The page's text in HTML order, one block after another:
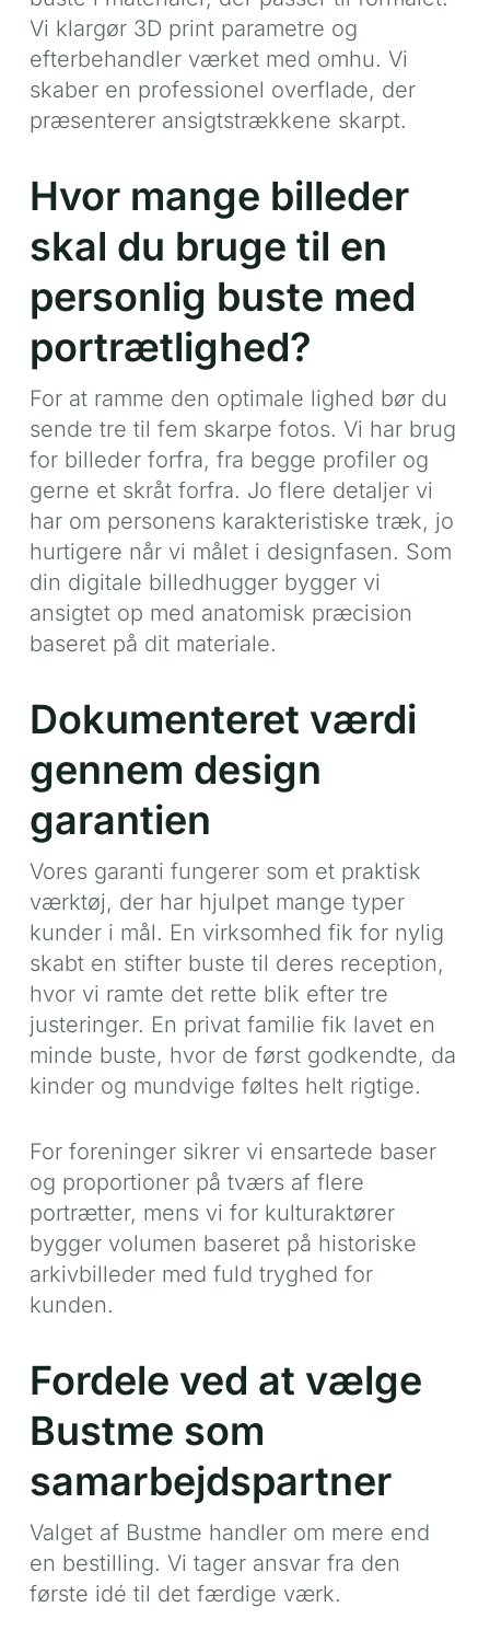
Vi klargør 3D print parametre og
efterbehandler værket med omhu. Vi
skaber en professionel overflade, der
præsenterer ansigtstrækkene skarpt.
Hvor mange billeder
skal du bruge til en
personlig buste med
portrætlighed?
For at ramme den optimale lighed bør du
sende tre til fem skarpe fotos. Vi har brug
for billeder forfra, fra begge profiler og
gerne et skråt forfra. Jo flere detaljer vi
har om personens karakteristiske træk, jo
hurtigere når vi målet i designfasen. Som
din digitale billedhugger bygger vi
ansigtet op med anatomisk præcision
baseret på dit materiale.
Dokumenteret værdi
gennem design
garantien
Vores garanti fungerer som et praktisk
værktøj, der har hjulpet mange typer
kunder i mål. En virksomhed fik for nylig
skabt en stifter buste til deres reception,
hvor vi ramte det rette blik efter tre
justeringer. En privat familie fik lavet en
minde buste, hvor de først godkendte, da
kinder og mundvige føltes helt rigtige.
For foreninger sikrer vi ensartede baser
og proportioner på tværs af flere
portrætter, mens vi for kulturaktører
bygger volumen baseret på historiske
arkivbilleder med fuld tryghed for
kunden.
Fordele ved at vælge
Bustme som
samarbejdspartner
Valget af Bustme handler om mere end
en bestilling. Vi tager ansvar fra den
første idé til det færdige værk.